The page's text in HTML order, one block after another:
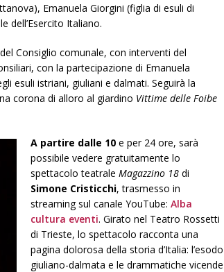
Emanuela Giorgini (figlia di esuli di
dell’Esercito Italiano.
Consiglio comunale, con interventi del
con la partecipazione di Emanuela
esuli istriani, giuliani e dalmati. Seguirà la
corona di alloro al giardino Vittime delle Foibe
A partire dalle 10 e per 24 ore, sarà
possibile vedere gratuitamente lo
spettacolo teatrale Magazzino 18 di
Simone Cristicchi, trasmesso in
streaming sul canale YouTube: Alba
cultura eventi. Girato nel Teatro Rossetti
di Trieste, lo spettacolo racconta una
pagina dolorosa della storia d’Italia: l’esodo
giuliano-dalmata e le drammatiche vicende